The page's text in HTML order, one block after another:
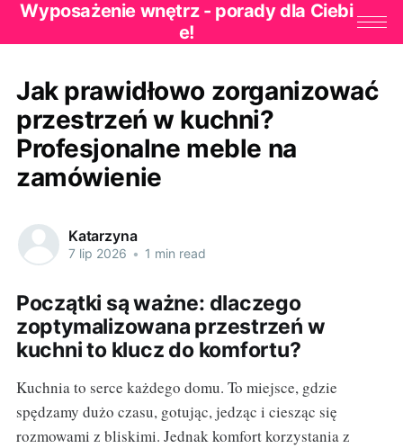
Wyposażenie wnętrz - porady dla Ciebi
e!
Jak prawidłowo zorganizować
przestrzeń w kuchni?
Profesjonalne meble na
zamówienie
Katarzyna
7 lip 2026 • 1 min read
Początki są ważne: dlaczego
zoptymalizowana przestrzeń w
kuchni to klucz do komfortu?
Kuchnia to serce każdego domu. To miejsce, gdzie
spędzamy dużo czasu, gotując, jedząc i ciesząc się
rozmowami z bliskimi. Jednak komfort korzystania z